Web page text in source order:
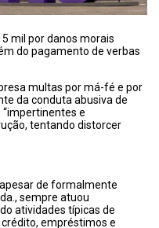
mil por danos morais
do pagamento de verbas
multas por má-fé e por
da conduta abusiva de
e
tentando distorcer
de formalmente
sempre atuou
atividades típicas de
empréstimos e